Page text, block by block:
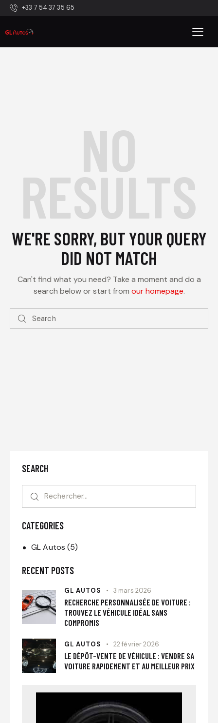
+33 7 54 37 35 65
NO
RESULTS
WE'RE SORRY, BUT YOUR QUERY
DID NOT MATCH
Can't find what you need? Take a moment and do a
search below or start from our homepage.
SEARCH
CATEGORIES
GL Autos (5)
RECENT POSTS
GL AUTOS 3 mars 2026
RECHERCHE PERSONNALISÉE DE VOITURE :
TROUVEZ LE VÉHICULE IDÉAL SANS
COMPROMIS
GL AUTOS 22 février 2026
LE DÉPÔT-VENTE DE VÉHICULE : VENDRE SA
VOITURE RAPIDEMENT ET AU MEILLEUR PRIX